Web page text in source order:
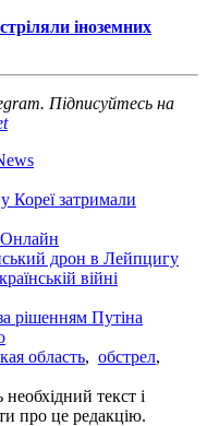
іноземних
Підписуйтесь на
Кореї затримали
Онлайн
дрон в Лейпцигу
війні
рішенням Путіна
область, обстрел,
текст і
про це редакцію.